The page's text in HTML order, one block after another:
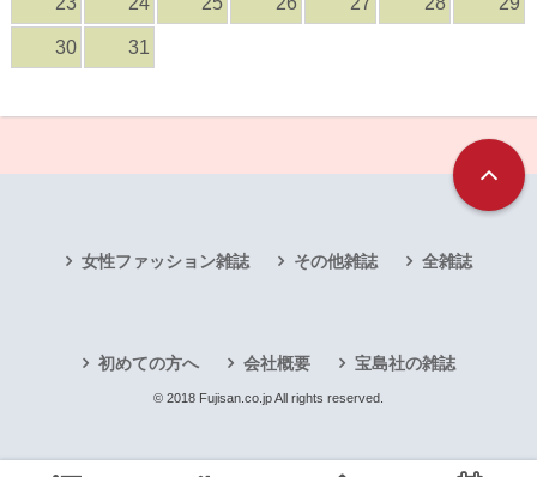
30 31
女性ファッション雑誌 その他雑誌 全雑誌
初めての方へ 会社概要 宝島社の雑誌
© 2018 Fujisan.co.jp All rights reserved.